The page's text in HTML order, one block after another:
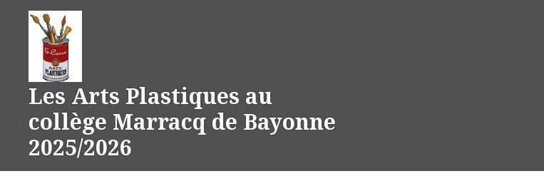
Les Arts Plastiques au
collège Marracq de Bayonne
2025/2026